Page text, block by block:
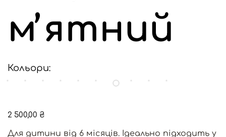
мʼятний
Кольори:
Ціна
2 500,00 ₴
Для дитини від 6 місяців. Ідеально підходить у